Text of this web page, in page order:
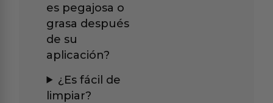
es pegajosa o
grasa después
de su
aplicación?
¿Es fácil de
limpiar?